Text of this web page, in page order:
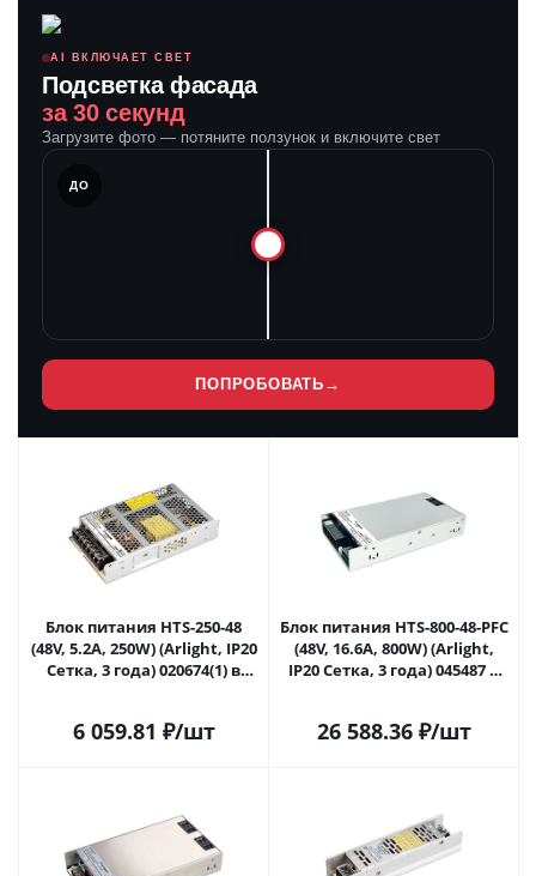
AI ВКЛЮЧАЕТ СВЕТ
Подсветка фасада
за 30 секунд
Загрузите фото — потяните ползунок и включите свет
ДО
ПОПРОБОВАТЬ →
Блок питания HTS-250-48
(48V, 5.2A, 250W) (Arlight, IP20
Сетка, 3 года) 020674(1) в
6 059.81 ₽/шт
Блок питания HTS-800-48-PFC
(48V, 16.6A, 800W) (Arlight,
IP20 Сетка, 3 года) 045487 в
26 588.36₽/шт